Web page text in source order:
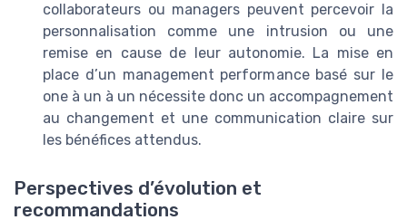
collaborateurs ou managers peuvent percevoir la
personnalisation comme une intrusion ou une
remise en cause de leur autonomie. La mise en
place d’un management performance basé sur le
one à un à un nécessite donc un accompagnement
au changement et une communication claire sur
les bénéfices attendus.
Perspectives d’évolution et
recommandations